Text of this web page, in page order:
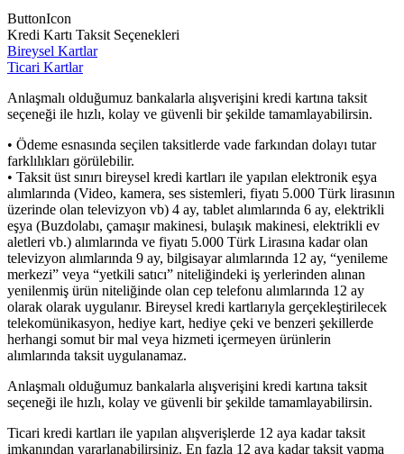
ButtonIcon
Kredi Kartı Taksit Seçenekleri
Bireysel Kartlar
Ticari Kartlar
Anlaşmalı olduğumuz bankalarla alışverişini kredi kartına taksit
seçeneği ile hızlı, kolay ve güvenli bir şekilde tamamlayabilirsin.
• Ödeme esnasında seçilen taksitlerde vade farkından dolayı tutar
farklılıkları görülebilir.
• Taksit üst sınırı bireysel kredi kartları ile yapılan elektronik eşya
alımlarında (Video, kamera, ses sistemleri, fiyatı 5.000 Türk lirasının
üzerinde olan televizyon vb) 4 ay, tablet alımlarında 6 ay, elektrikli
eşya (Buzdolabı, çamaşır makinesi, bulaşık makinesi, elektrikli ev
aletleri vb.) alımlarında ve fiyatı 5.000 Türk Lirasına kadar olan
televizyon alımlarında 9 ay, bilgisayar alımlarında 12 ay, “yenileme
merkezi” veya “yetkili satıcı” niteliğindeki iş yerlerinden alınan
yenilenmiş ürün niteliğinde olan cep telefonu alımlarında 12 ay
olarak olarak uygulanır. Bireysel kredi kartlarıyla gerçekleştirilecek
telekomünikasyon, hediye kart, hediye çeki ve benzeri şekillerde
herhangi somut bir mal veya hizmeti içermeyen ürünlerin
alımlarında taksit uygulanamaz.
Anlaşmalı olduğumuz bankalarla alışverişini kredi kartına taksit
seçeneği ile hızlı, kolay ve güvenli bir şekilde tamamlayabilirsin.
Ticari kredi kartları ile yapılan alışverişlerde 12 aya kadar taksit
imkanından yararlanabilirsiniz. En fazla 12 aya kadar taksit yapma